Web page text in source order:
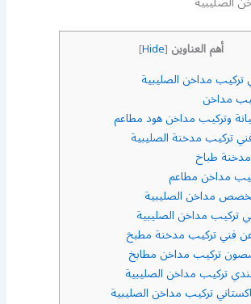
أهم العناوين [
Hide
]
تركيب مداخن الصليبية
مداخن
وتركيب مداخن هود مطاعم
تركيب مدخنة الصليبية
طباخ
مداخن مطاعم
مداخن الصليبية
تركيب مداخن الصليبية
فني تركيب مدخنة مطبخ
تركيب مداخن مطابخ
تركيب مداخن الصليبية
تركيب مداخن الصليبية